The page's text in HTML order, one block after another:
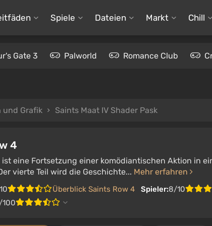
Spiele Dateien Markt Chill
Gate 3 Palworld Romance Club
und Grafik Saints Maat IV Shader Pask
4
ist eine Fortsetzung einer komödiantischen Aktion in
vierte Teil wird die Geschichte... Mehr erfahren
Überblick Saints Row 4 Spieler:8/10
100